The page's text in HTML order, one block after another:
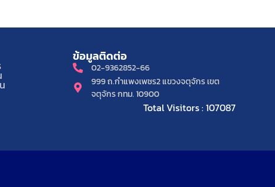
ข้อมูลติดต่อ
02-9362852-66
999 ถ.กำแพงเพชร2 แขวงจตุจักร เขต
จตุจักร กทม. 10900
Total Visitors : 107087